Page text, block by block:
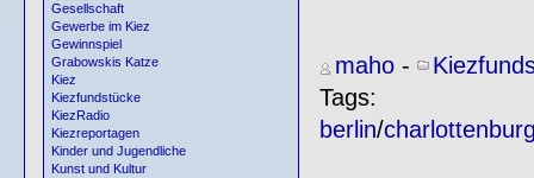
Gesellschaft
Gewerbe im Kiez
Gewinnspiel
Grabowskis Katze
Kiez
Kiezfundstücke
KiezRadio
Kiezreportagen
Kinder und Jugendliche
Kunst und Kultur
maho-
Tags:
berlin/